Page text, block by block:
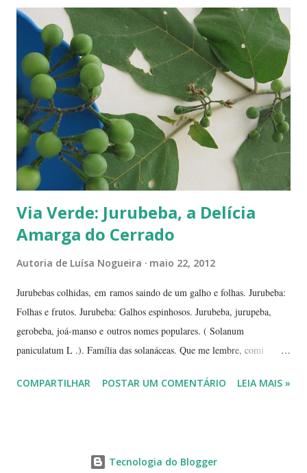
coquinho, morango, amora - estou citando as que amo, claro. Em
Paris pode-se encontrar a reine-claude em quase todos os lugares, dos
supermercados às feiras livres. Foi em uma dessas feiras que a
conheci. Compramos muitas. Quando a experimentei... Ah! Como é
de-li-ci-o-sa! Comecei a degustá-las e só parei porque me contaram
uma 'historinha': a de um brasileiro que, a...
Via Verde: Jurubeba, a Delícia
Amarga do Cerrado
Autoria de Luísa Nogueira maio 22, 2012
Jurubebas colhidas, em ramos saindo de um galho e folhas. Jurubeba:
Folhas e frutos. Jurubeba: Galhos espinhosos. Jurubeba, jurupeba,
gerobeba, joá-manso e outros nomes populares. ( Solanum
paniculatum L .). Família das solanáceas. Que me lembre, comi
Hidrolândia, interior de
COMPARTILHAR POSTAR UM COMENTÁRIO LEIA MAIS »
Tecnologia do Blogger